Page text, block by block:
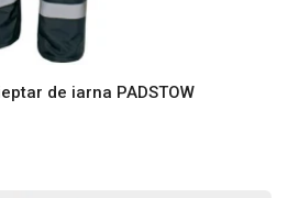
de iarna PADSTOW